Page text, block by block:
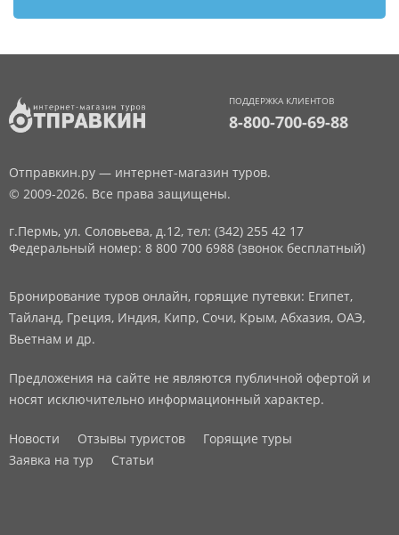
ПОДДЕРЖКА КЛИЕНТОВ
8-800-700-69-88
Отправкин.ру — интернет-магазин туров.
© 2009-2026. Все права защищены.
г.Пермь, ул. Соловьева, д.12, тел: (342) 255 42 17
Федеральный номер: 8 800 700 6988 (звонок бесплатный)
Бронирование туров онлайн, горящие путевки: Египет,
Тайланд, Греция, Индия, Кипр, Сочи, Крым, Абхазия, ОАЭ,
Вьетнам и др.
Предложения на сайте не являются публичной офертой и
носят исключительно информационный характер.
Новости Отзывы туристов
Горящие туры
Заявка на тур
Статьи